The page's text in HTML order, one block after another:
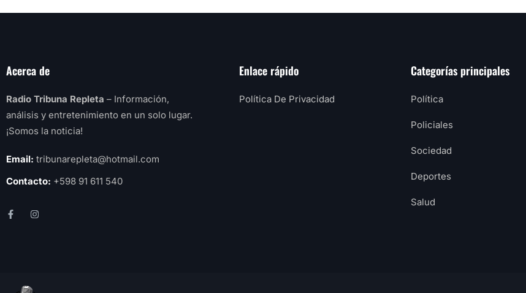
Acerca de
Radio Tribuna Repleta – Información,
análisis y entretenimiento en un solo lugar.
¡Somos la noticia!
Email: tribunarepleta@hotmail.com
Contacto: +598 91 611 540
Enlace rápido
Política De Privacidad
Categorías principales
Política
Policiales
Sociedad
Deportes
Salud